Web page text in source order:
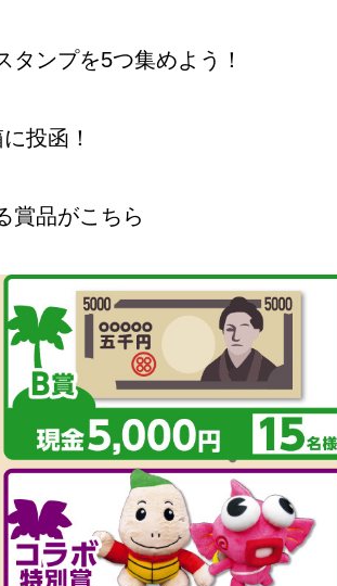
ンプを5つ集めよう！
投函！
賞品がこちら